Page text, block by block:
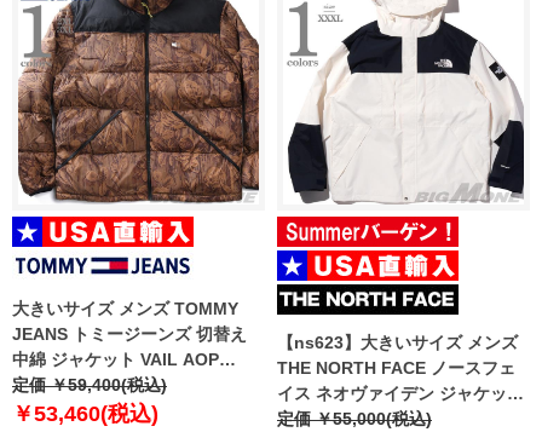
大きいサイズ メンズ TOMMY
JEANS トミージーンズ 切替え
中綿 ジャケット VAIL AOP
PUFFER USA直輸入
dm0dm22037
定価 ￥59,400(税込)
￥53,460(税込)
【ns623】大きいサイズ メンズ
THE NORTH FACE ノースフェ
イス ネオヴァイデン ジャケット
NEO VAIDEN JACKET USA直輸
定価 ￥55,000(税込)